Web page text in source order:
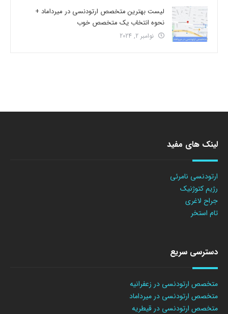
لیست بهترین متخصص ارتودنسی در میرداماد +
نحوه انتخاب یک متخصص خوب
نوامبر 2, 2024
لینک های مفید
ارتودنسی نامرئی
رژیم کتوژنیک
جراح لاغری
تام استخر
دسترسی سریع
متخصص ارتودنسی در زعفرانیه
متخصص ارتودنسی در میرداماد
متخصص ارتودنسی در قیطریه